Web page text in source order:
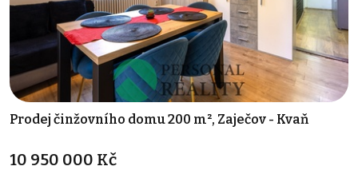
Prodej činžovního domu 200 m², Zaječov - Kvaň
10 950 000 Kč